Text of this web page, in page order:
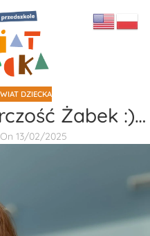
DZIECKA
Żabek :)…
On 13/02/2025